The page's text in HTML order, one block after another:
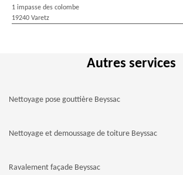
1 impasse des colombe
19240 Varetz
Autres services
Nettoyage pose gouttière Beyssac
Nettoyage et demoussage de toiture Beyssac
Ravalement façade Beyssac